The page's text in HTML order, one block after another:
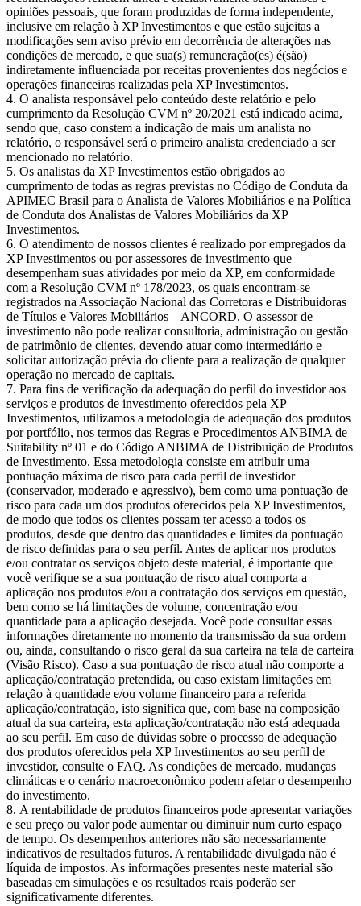
opiniões pessoais, que foram produzidas de forma independente,
inclusive em relação à XP Investimentos e que estão sujeitas a
modificações sem aviso prévio em decorrência de alterações nas
condições de mercado, e que sua(s) remuneração(es) é(são)
indiretamente influenciada por receitas provenientes dos negócios e
operações financeiras realizadas pela XP Investimentos.
O analista responsável pelo conteúdo deste relatório e pelo
cumprimento da Resolução CVM nº 20/2021 está indicado acima,
sendo que, caso constem a indicação de mais um analista no
relatório, o responsável será o primeiro analista credenciado a ser
mencionado no relatório.
Os analistas da XP Investimentos estão obrigados ao
cumprimento de todas as regras previstas no Código de Conduta da
APIMEC Brasil para o Analista de Valores Mobiliários e na Política
de Conduta dos Analistas de Valores Mobiliários da XP
Investimentos.
O atendimento de nossos clientes é realizado por empregados da
XP Investimentos ou por assessores de investimento que
desempenham suas atividades por meio da XP, em conformidade
com a Resolução CVM nº 178/2023, os quais encontram-se
registrados na Associação Nacional das Corretoras e Distribuidoras
de Títulos e Valores Mobiliários – ANCORD. O assessor de
investimento não pode realizar consultoria, administração ou gestão
de patrimônio de clientes, devendo atuar como intermediário e
solicitar autorização prévia do cliente para a realização de qualquer
operação no mercado de capitais.
Para fins de verificação da adequação do perfil do investidor aos
serviços e produtos de investimento oferecidos pela XP
Investimentos, utilizamos a metodologia de adequação dos produtos
por portfólio, nos termos das Regras e Procedimentos ANBIMA de
Suitability nº 01 e do Código ANBIMA de Distribuição de Produtos
de Investimento. Essa metodologia consiste em atribuir uma
pontuação máxima de risco para cada perfil de investidor
(conservador, moderado e agressivo), bem como uma pontuação de
risco para cada um dos produtos oferecidos pela XP Investimentos,
de modo que todos os clientes possam ter acesso a todos os
produtos, desde que dentro das quantidades e limites da pontuação
de risco definidas para o seu perfil. Antes de aplicar nos produtos
e/ou contratar os serviços objeto deste material, é importante que
você verifique se a sua pontuação de risco atual comporta a
aplicação nos produtos e/ou a contratação dos serviços em questão,
bem como se há limitações de volume, concentração e/ou
quantidade para a aplicação desejada. Você pode consultar essas
informações diretamente no momento da transmissão da sua ordem
ou, ainda, consultando o risco geral da sua carteira na tela de carteira
(Visão Risco). Caso a sua pontuação de risco atual não comporte a
aplicação/contratação pretendida, ou caso existam limitações em
relação à quantidade e/ou volume financeiro para a referida
aplicação/contratação, isto significa que, com base na composição
atual da sua carteira, esta aplicação/contratação não está adequada
ao seu perfil. Em caso de dúvidas sobre o processo de adequação
dos produtos oferecidos pela XP Investimentos ao seu perfil de
investidor, consulte o FAQ. As condições de mercado, mudanças
climáticas e o cenário macroeconômico podem afetar o desempenho
do investimento.
A rentabilidade de produtos financeiros pode apresentar variações
e seu preço ou valor pode aumentar ou diminuir num curto espaço
de tempo. Os desempenhos anteriores não são necessariamente
indicativos de resultados futuros. A rentabilidade divulgada não é
líquida de impostos. As informações presentes neste material são
baseadas em simulações e os resultados reais poderão ser
significativamente diferentes.